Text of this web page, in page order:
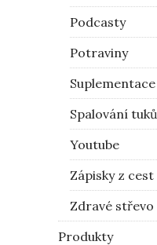
Podcasty
Potraviny
Suplementace
Spalování tuků
Youtube
Zápisky z cest
Zdravé střevo
Produkty